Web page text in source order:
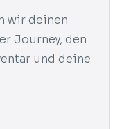
wir deinen
Journey, den
und deine